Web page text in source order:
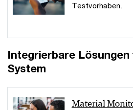
Testvorhaben.
Integrierbare Lösungen
System
Material